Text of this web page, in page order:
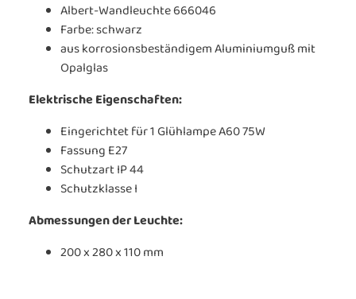
Albert-Wandleuchte 666046
Farbe: schwarz
aus korrosionsbeständigem Aluminiumguß mit
Opalglas
Elektrische Eigenschaften:
Eingerichtet für 1 Glühlampe A60 75W
Fassung E27
Schutzart IP 44
Schutzklasse I
Abmessungen der Leuchte:
200 x 280 x 110 mm